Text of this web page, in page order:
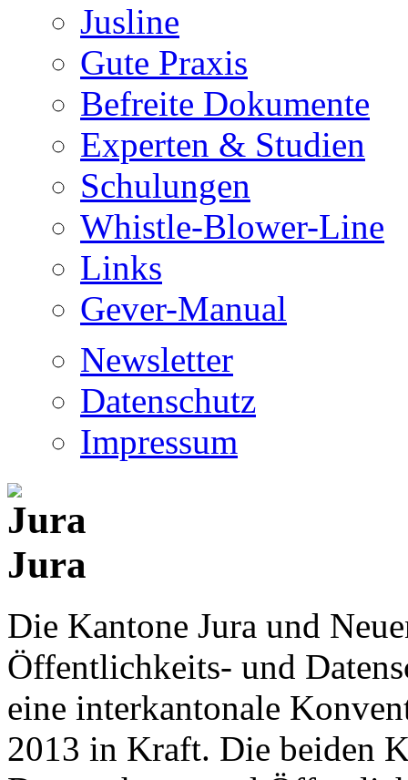
Jusline
Gute Praxis
Befreite Dokumente
Experten & Studien
Schulungen
Whistle-Blower-Line
Links
Gever-Manual
Newsletter
Datenschutz
Impressum
Jura
Die Kantone Jura und
Öffentlichkeits- und
eine interkantonale
2013 in Kraft. Die beiden